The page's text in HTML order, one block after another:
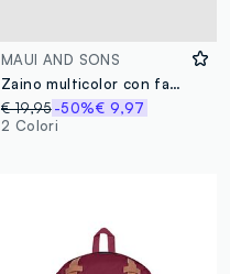
MAUI AND SONS
Zaino multicolor con fantasia geometrica
€ 19,95 -50%€ 9,97
2 Colori